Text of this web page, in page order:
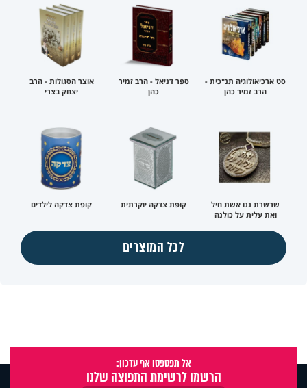
סט ארכיאולוגיה תנ"כית -
הרב זמיר כהן
ספר דניאל - הרב זמיר
כהן
אוצר הסגולות - הרב
יצחק בצרי
שרשרת ננו אשת חיל
ואת עלית על כולנה
קופת צדקה יוקרתית קופת צדקה לילדים
לכל המוצרים
אל תפספסו אף עדכון:
הרשמו לרשימת התפוצה שלנו